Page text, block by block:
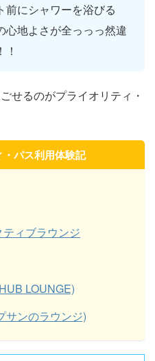
前にシャワーを浴びる
心地よさが全っっっ然違
せるのがプライオリティ・
パス利用体験記
ィブラウンジ
LOUNGE)
ンのラウンジ)